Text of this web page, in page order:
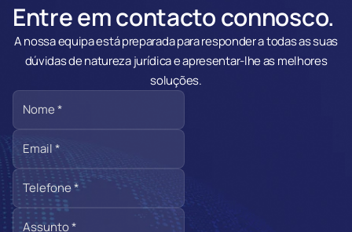
Entre em contacto connosco.
A nossa equipa está preparada para responder a todas as suas
dúvidas de natureza jurídica e apresentar-lhe as melhores
soluções.